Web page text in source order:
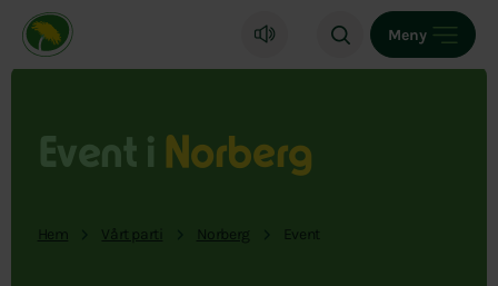
Miljöpartiet de gröna, startsida
Meny
Event i Norberg
Hem Vårt parti Norberg Event